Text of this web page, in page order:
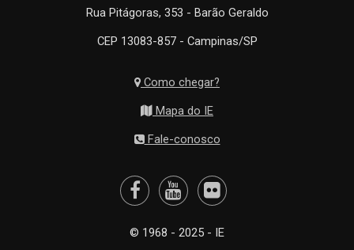
Rua Pitágoras, 353 - Barão Geraldo
CEP 13083-857 - Campinas/SP
Como chegar?
Mapa do IE
Fale-conosco
© 1968 - 2025 - IE